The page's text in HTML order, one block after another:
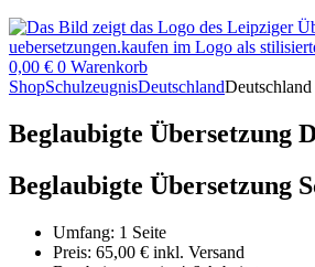
0,00 € 0 Warenkorb
ShopSchulzeugnisDeutschland
Beglaubigte Übersetzung
Beglaubigte Übersetzung
Umfang: 1 Seite
Preis: 65,00 € inkl. Versand